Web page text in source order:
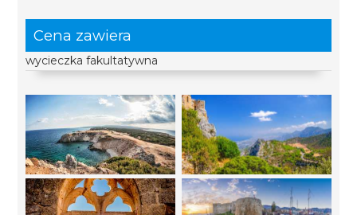
Cena zawiera
wycieczka fakultatywna